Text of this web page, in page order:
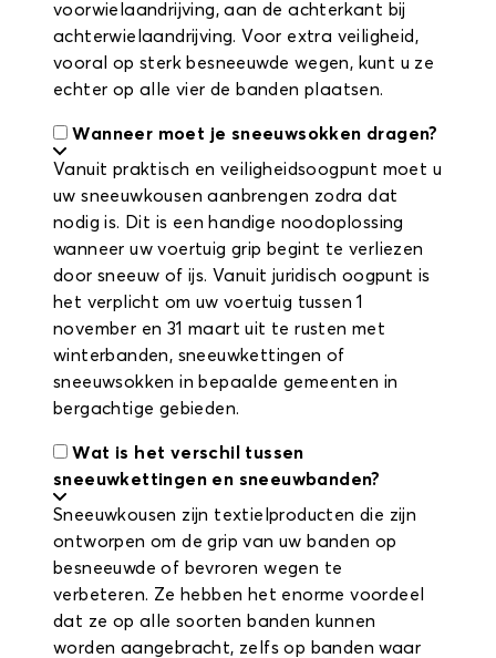
voorwielaandrijving, aan de achterkant bij
achterwielaandrijving. Voor extra veiligheid,
vooral op sterk besneeuwde wegen, kunt u ze
echter op alle vier de banden plaatsen.
Wanneer moet je sneeuwsokken dragen?
Vanuit praktisch en veiligheidsoogpunt moet u
uw sneeuwkousen aanbrengen zodra dat
nodig is. Dit is een handige noodoplossing
wanneer uw voertuig grip begint te verliezen
door sneeuw of ijs. Vanuit juridisch oogpunt is
het verplicht om uw voertuig tussen 1
november en 31 maart uit te rusten met
winterbanden, sneeuwkettingen of
sneeuwsokken in bepaalde gemeenten in
bergachtige gebieden.
Wat is het verschil tussen
sneeuwkettingen en sneeuwbanden?
Sneeuwkousen zijn textielproducten die zijn
ontworpen om de grip van uw banden op
besneeuwde of bevroren wegen te
verbeteren. Ze hebben het enorme voordeel
dat ze op alle soorten banden kunnen
worden aangebracht, zelfs op banden waar